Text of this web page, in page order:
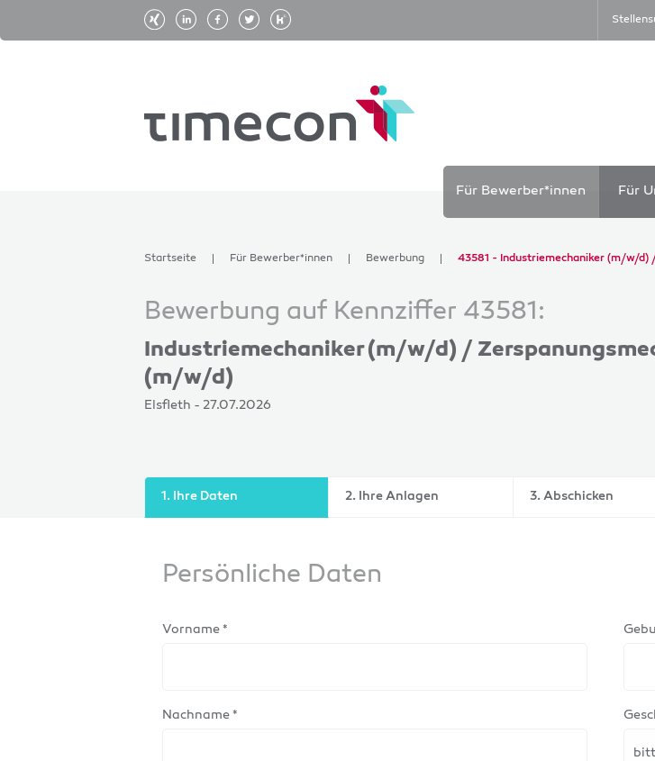
Für Bewerber*innen Für
Startseite Für Bewerber*innen Bewerbung 43581 - Industriemechaniker (m/w/d)
Bewerbung auf Kennziffer 43581:
Industriemechaniker (m/w/d) /
(m/w/d)
Elsfleth - 27.07.2026
1. Ihre Daten 2. Ihre Anlagen 3. Abschicken
Persönliche Daten
Vorname *
Nachname *